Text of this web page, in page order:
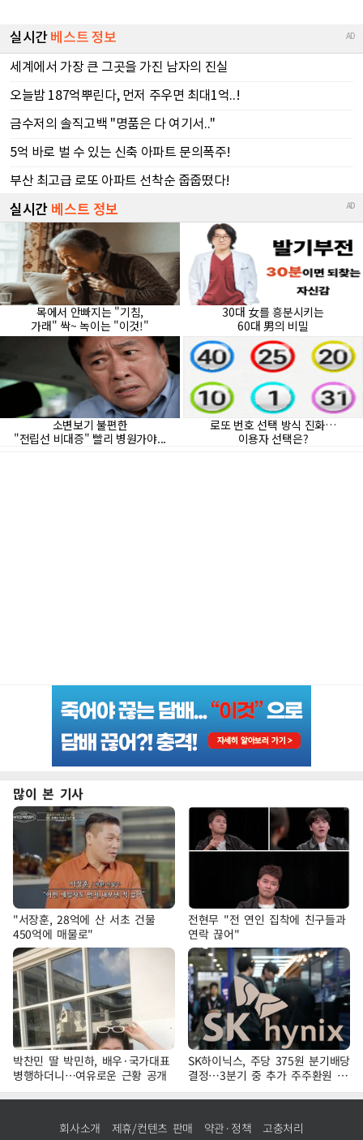
많이 본 기사
"서장훈, 28억에 산 서초 건물
450억에 매물로"
전현무 "전 연인 집착에 친구들과
연락 끊어"
박찬민 딸 박민하, 배우·국가대표
병행하더니…여유로운 근황 공개
SK하이닉스, 주당 375원 분기배당
결정…3분기 중 추가 주주환원 발
표
회사소개 제휴/컨텐츠 판매 약관·정책 고충처리